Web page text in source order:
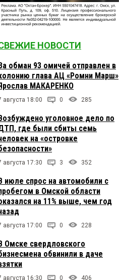
НОВОСТИ
обман 93 омичей отправлен в
глава АЦ «Ромни Марш»
МАКАРЕНКО
августа 18:00 0 285
уголовное дело по
где были сбиты семь
на «островке
августа 17:30 3 352
июле спрос на автомобили с
в Омской области
на 11% выше, чем год
августа 17:00 0 228
Омске свердловского
обвинили в даче
августа 16:30 0 406